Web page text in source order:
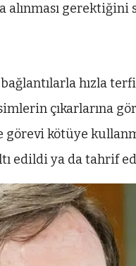
gerektiğini
hızla
çıkarlarına
kötüye
edildi ya da tahrif